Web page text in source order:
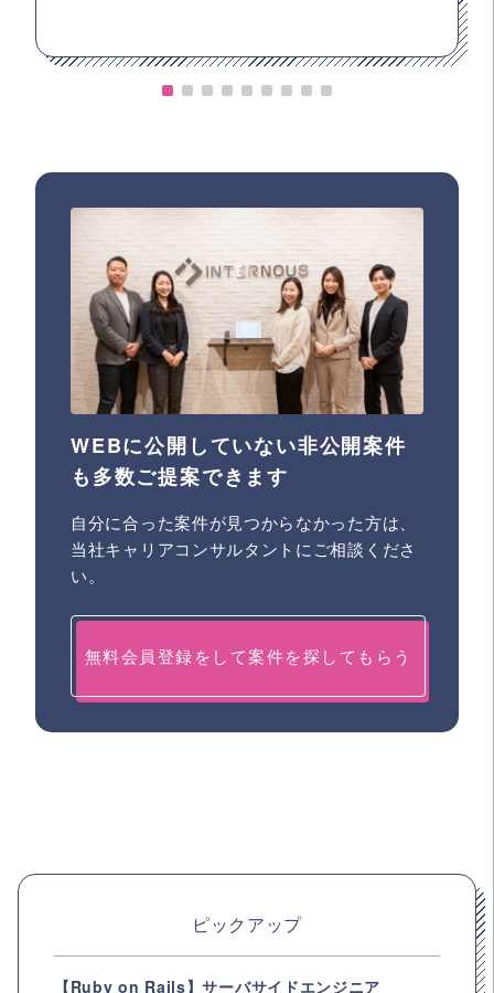
WEBに公開していない非公開案件
も多数ご提案できます
自分に合った案件が見つからなかった方は、
当社キャリアコンサルタントにご相談くださ
い。
無料会員登録をして案件を探してもらう
ピックアップ
【Ruby on Rails】サーバサイドエンジニア